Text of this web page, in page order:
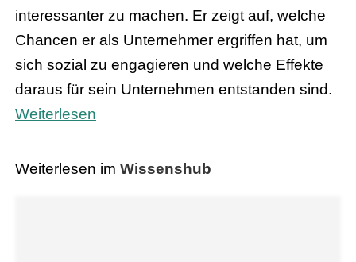
interessanter zu machen. Er zeigt auf, welche
Chancen er als Unternehmer ergriffen hat, um
sich sozial zu engagieren und welche Effekte
daraus für sein Unternehmen entstanden sind.
Weiterlesen
Weiterlesen im Wissenshub